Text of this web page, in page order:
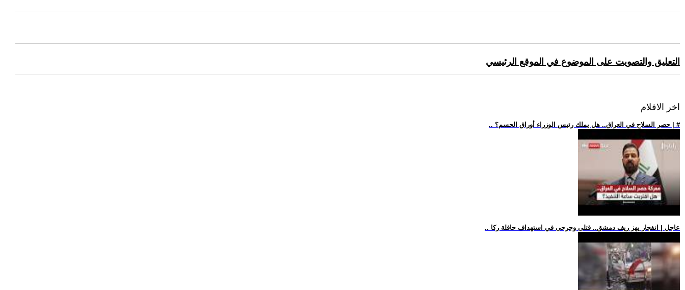
التعليق والتصويت على الموضوع في الموقع الرئيسي
اخر الافلام
.. حصر السلاح في العراق.. هل يملك رئيس الوزراء أوراق الحسم؟ | #
.. عاجل | انفجار يهز ريف دمشق.. قتلى وجرحى في استهداف حافلة ركا